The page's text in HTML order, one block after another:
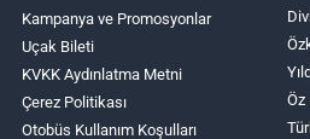
Kampanya ve Promosyonlar
Uçak Bileti
KVKK Aydınlatma Metni
Çerez Politikası
Otobüs Kullanım Koşulları
Öz